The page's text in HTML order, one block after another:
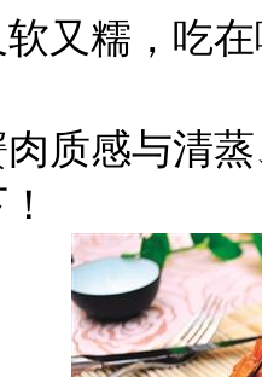
又糯，吃
质感与清